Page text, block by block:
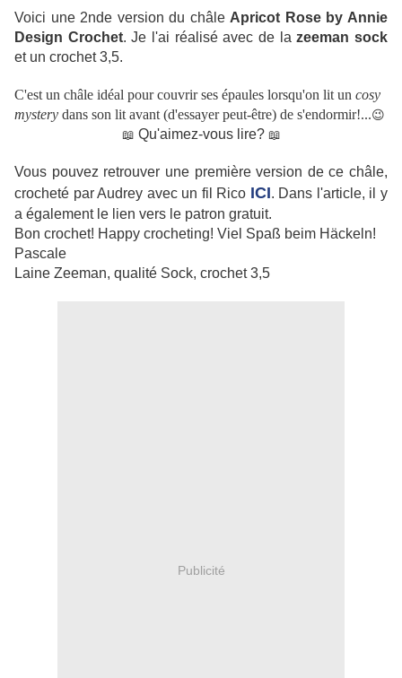
Voici une 2nde version du châle Apricot Rose by Annie
Design Crochet. Je l'ai réalisé avec de lazeeman sock
et un crochet 3,5.
C'est un châle idéal pour couvrir ses épaules lorsqu'on lit un cosy
mystery dans son lit avant (d'essayer peut-être) de s'endormir!...😉
📖 Qu'aimez-vous lire? 📖
Vous pouvez retrouver une première version de ce châle,
crocheté par Audrey avec un fil Rico ICI. Dans l'article, il y
a également le lien vers le patron gratuit.
Bon crochet! Happy crocheting! Viel Spaß beim Häckeln!
Pascale
Laine Zeeman, qualité Sock, crochet 3,5
Publicité